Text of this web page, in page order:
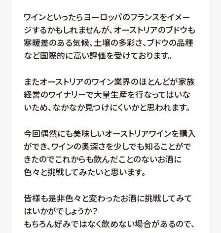
ワインといったらヨーロッパのフランスをイメー
ジするかもしれませんが、オーストリアのブドウも
寒暖差のある気候、土壌の多彩さ、ブドウの品種
など国際的に高い評価を受けております。
またオーストリアのワイン業界のほとんどが家族
経営のワイナリーで大量生産を行なってはいな
いため、なかなか見つけにくいかと思われます。
今回偶然にも美味しいオーストリアワインを購入
ができ、ワインの奥深さを少しでも知ることがで
きたのでこれからも飲んだことのないお酒に
色々と挑戦してみたいと思います。
皆様も是非色々と変わったお酒に挑戦してみて
はいかがでしょうか？
もちろん好みではなく飲めない場合があるので、